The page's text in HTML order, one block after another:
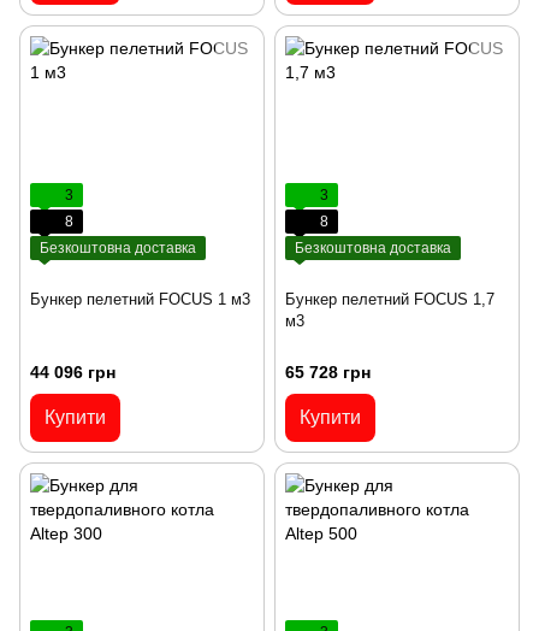
3
8
Безкоштовна доставка
Бункер пелетний FOCUS 1 м3
44 096 грн
Купити
3
8
Безкоштовна доставка
Бункер пелетний FOCUS 1,7
м3
65 728 грн
Купити